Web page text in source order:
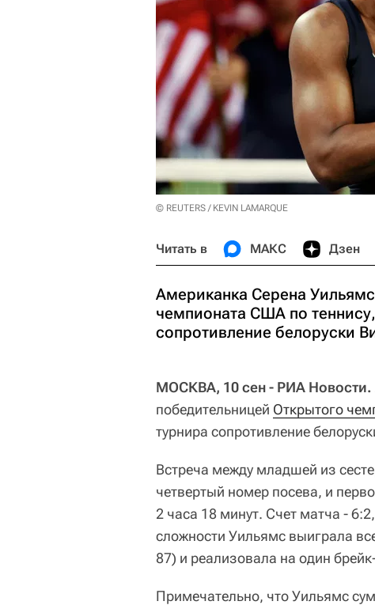
© REUTERS / KEVIN LAMARQUE
Читать в МАКС Дзен
Американка Серена
чемпионата США по
сопротивление белоруски
МОСКВА, 10 сен - РИА Новости.
победительницей Открытого
турнира сопротивление
Встреча между младшей из
четвертый номер посева, и
2 часа 18 минут. Счет матча -
сложности Уильямс выиграла
87) и реализовала на один
Примечательно, что Уильямс